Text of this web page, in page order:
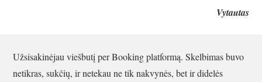
Vytautas
Užsisakinėjau viešbutį per Booking platformą. Skelbimas buvo
netikras, sukčių, ir netekau ne tik nakvynės, bet ir didelės